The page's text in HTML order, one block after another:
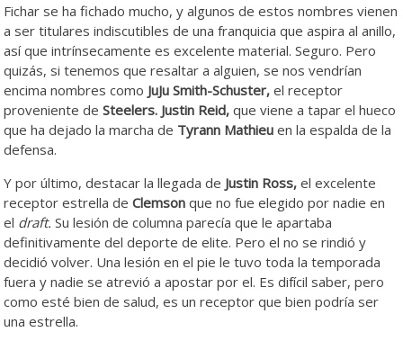
Fichar se ha fichado mucho, y algunos de estos nombres vienen
a ser titulares indiscutibles de una franquicia que aspira al anillo,
así que intrínsecamente es excelente material. Seguro. Pero
quizás, si tenemos que resaltar a alguien, se nos vendrían
encima nombres como JuJu Smith-Schuster, el receptor
proveniente deSteelers. Justin Reid, que viene a tapar el hueco
que ha dejado la marcha de Tyrann Mathieu en la espalda de la
defensa.
Y por último, destacar la llegada de Justin Ross, el excelente
receptor estrella deClemson que no fue elegido por nadie en
el draft. Su lesión de columna parecía que le apartaba
definitivamente del deporte de elite. Pero el no se rindió y
decidió volver. Una lesión en el pie le tuvo toda la temporada
fuera y nadie se atrevió a apostar por el. Es difícil saber, pero
como esté bien de salud, es un receptor que bien podría ser
una estrella.